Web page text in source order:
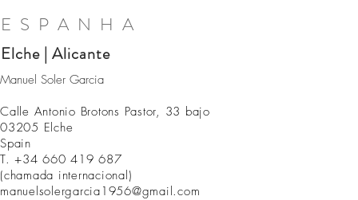
ESPANHA
Elche | Alicante
Manuel Soler Garcia
Calle Antonio Brotons Pastor, 33 bajo
03205 Elche
Spain
T. +34 660 419 687
(chamada internacional)
manuelsolergarcia1956@gmail.com